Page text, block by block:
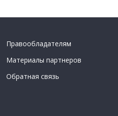
Правообладателям
Материалы партнеров
Обратная связь